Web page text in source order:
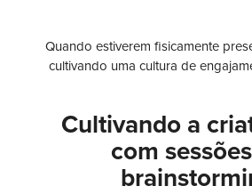
Quando estiverem fisicamente
cultivando uma cultura de
Cultivando a
com